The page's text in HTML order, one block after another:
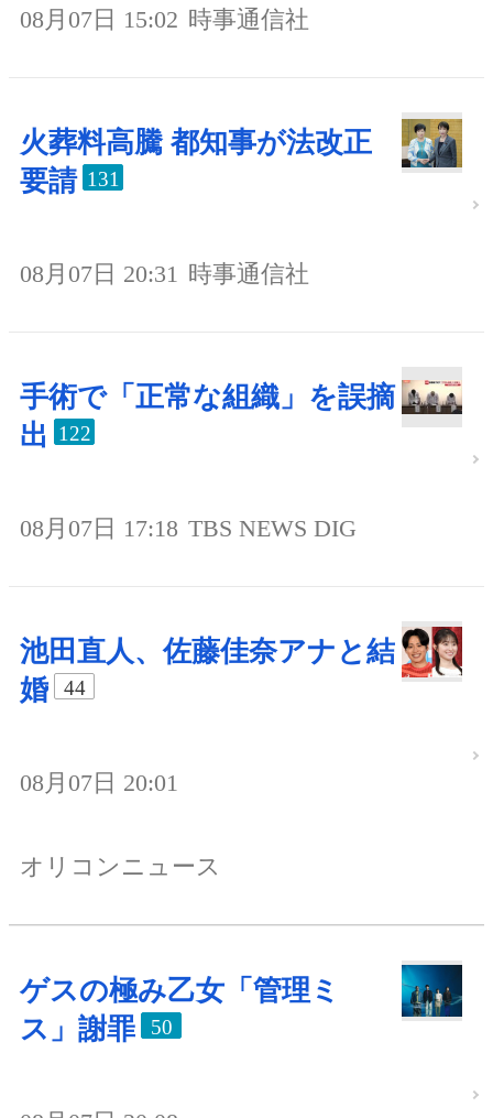
08月07日 15:02 時事通信社
火葬料高騰 都知事が法改正
要請 131
08月07日 20:31 時事通信社
手術で「正常な組織」を誤摘
出
122
08月07日 17:18 TBS NEWS DIG
池田直人、佐藤佳奈アナと結
婚
44
08月07日 20:01
オリコンニュース
ゲスの極み乙女「管理ミ
ス」謝罪
50